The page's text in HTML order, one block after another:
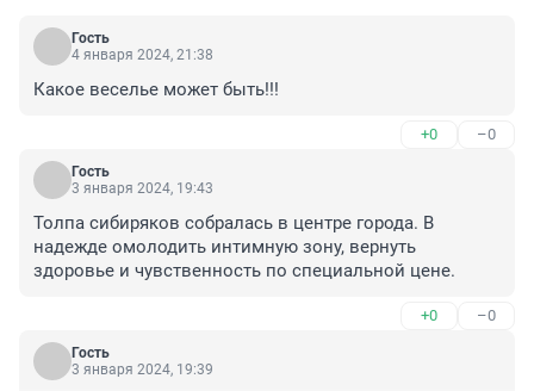
Гость
4 января 2024, 21:38
Какое веселье может быть!!!
+0 –0
Гость
3 января 2024, 19:43
Толпа сибиряков собралась в центре города. В
надежде омолодить интимную зону, вернуть
здоровье и чувственность по специальной цене.
+0 –0
Гость
3 января 2024, 19:39